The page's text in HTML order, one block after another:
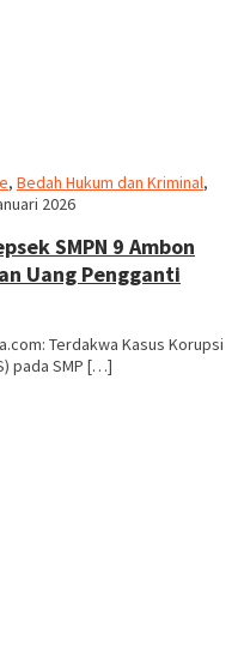
, Bedah Hukum dan Kriminal,
2026
SMPN 9 Ambon
Uang Pengganti
Terdakwa Kasus Korupsi
pada SMP […]